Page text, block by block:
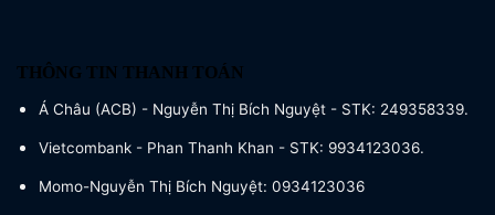
THÔNG TIN THANH TOÁN
Á Châu (ACB) - Nguyễn Thị Bích Nguyệt - STK: 249358339.
Vietcombank - Phan Thanh Khan - STK: 9934123036.
Momo-Nguyễn Thị Bích Nguyệt: 0934123036